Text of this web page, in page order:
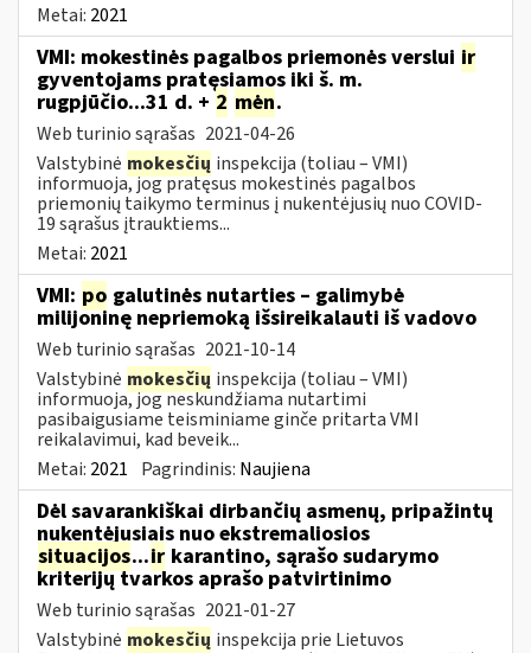
Metai: 2021
VMI: mokestinės pagalbos priemonės verslui ir
gyventojams pratęsiamos iki š. m.
rugpjūčio...31 d. + 2 mėn.
Web turinio sąrašas 2021-04-26
Valstybinė mokesčių inspekcija (toliau – VMI)
informuoja, jog pratęsus mokestinės pagalbos
priemonių taikymo terminus į nukentėjusių nuo COVID-
19 sąrašus įtrauktiems...
Metai: 2021
VMI: po galutinės nutarties – galimybė
milijoninę nepriemoką išsireikalauti iš vadovo
Web turinio sąrašas 2021-10-14
Valstybinė mokesčių inspekcija (toliau – VMI)
informuoja, jog neskundžiama nutartimi
pasibaigusiame teisminiame ginče pritarta VMI
reikalavimui, kad beveik...
Metai: 2021 Pagrindinis: Naujiena
Dėl savarankiškai dirbančių asmenų, pripažintų
nukentėjusiais nuo ekstremaliosios
situacijos...ir karantino, sąrašo sudarymo
kriterijų tvarkos aprašo patvirtinimo
Web turinio sąrašas 2021-01-27
Valstybinė mokesčių inspekcija prie Lietuvos